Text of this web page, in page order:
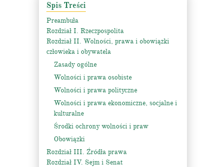
Spis Treści
Preambuła
Rozdział I. Rzeczpospolita
Rozdział II. Wolności, prawa i obowiązki
człowieka i obywatela
Zasady ogólne
Wolności i prawa osobiste
Wolności i prawa polityczne
Wolności i prawa ekonomiczne, socjalne i
kulturalne
Środki ochrony wolności i praw
Obowiązki
Rozdział III. Źródła prawa
Rozdział IV. Sejm i Senat